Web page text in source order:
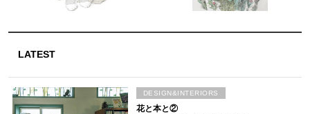
LATEST
花と本と②
DESIGN&INTERIORS